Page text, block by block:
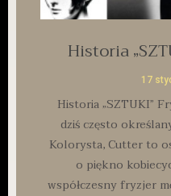
Historia
17
Historia „SZTUKI”
dziś często
Kolorysta, Cutter to
o piękno
współczesny fryzjer